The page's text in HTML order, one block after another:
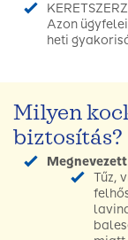
Azon
heti
Milyen
biztosítás?
Tűz,